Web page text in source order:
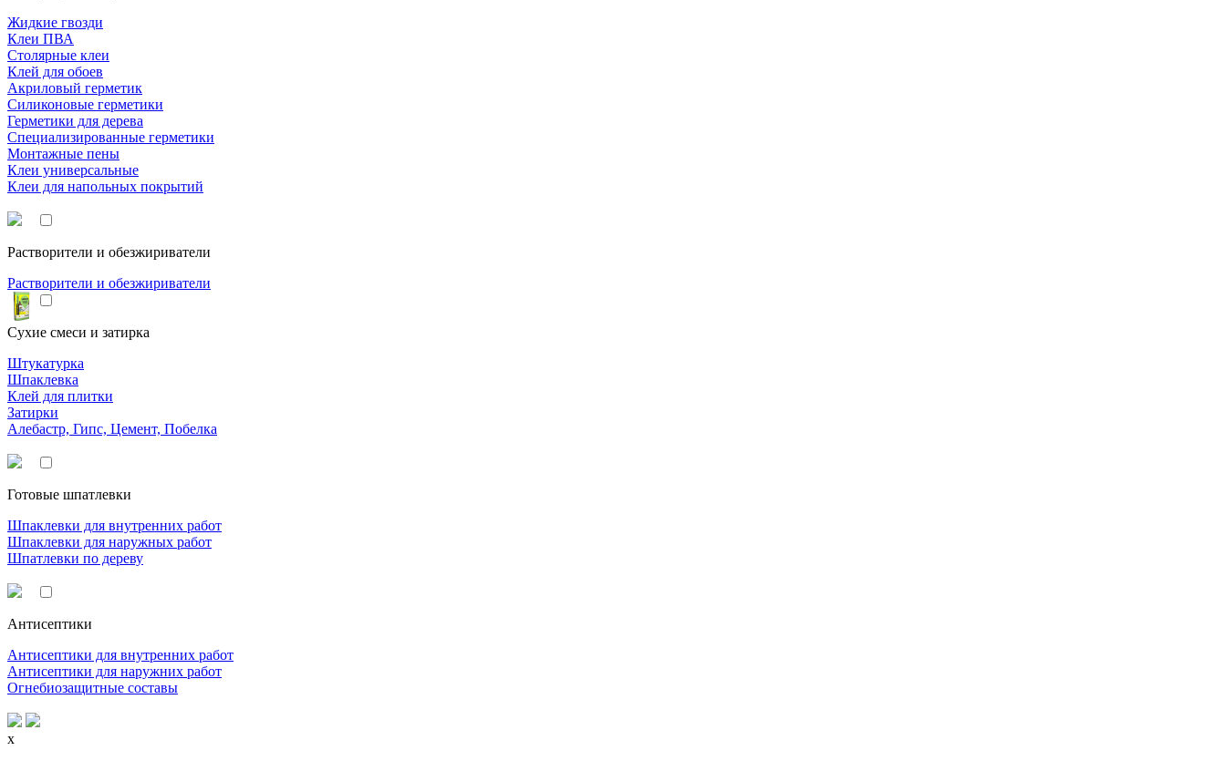
Жидкие гвозди
Клеи ПВА
Столярные клеи
Клей для обоев
Акриловый герметик
Силиконовые герметики
Герметики для дерева
Специализированные герметики
Монтажные пены
Клеи универсальные
Клеи для напольных покрытий
Растворители и обезжириватели
Растворители и обезжириватели
Сухие смеси и затирка
Штукатурка
Шпаклевка
Клей для плитки
Затирки
Алебастр, Гипс, Цемент, Побелка
Готовые шпатлевки
Шпаклевки для внутренних работ
Шпаклевки для наружных работ
Шпатлевки по дереву
Антисептики
Антисептики для внутренних работ
Антисептики для наружних работ
Огнебиозащитные составы
x